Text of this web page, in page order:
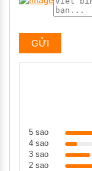
5 sao
4 sao
3 sao
2 sao